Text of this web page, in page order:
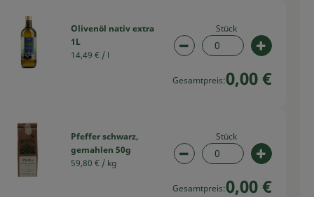
ändern
Olivenöl nativ extra
1L
14,49 € / l
Stück
Artikelanzahl
Gesamtpreis:0,00 €
ändern
Pfeffer schwarz,
gemahlen 50g
59,80 € / kg
Stück
Artikelanzahl
Gesamtpreis:0,00 €